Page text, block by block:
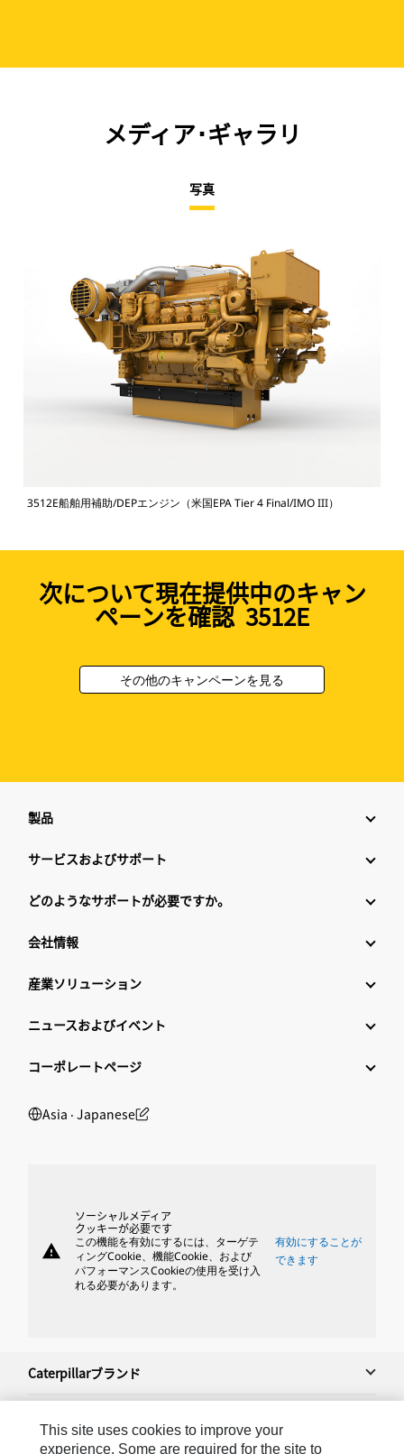
メディア･ギャラリ
写真
3512E船舶用補助/DEPエンジン（米国EPA Tier 4 Final/IMO III）
次について現在提供中のキャン
ペーンを確認 3512E
その他のキャンペーンを見る
製品
サービスおよびサポート
どのようなサポートが必要ですか。
会社情報
産業ソリューション
ニュースおよびイベント
コーポレートページ
Asia ‧ Japanese
warning
ソーシャルメディア
クッキーが必要です
この機能を有効にするには、ターゲテ
ィングCookie、機能Cookie、および
パフォーマンスCookieの使用を受け入
れる必要があります。
有効にすることが
できます
Caterpillarブランド
Caterpillar.com
This site uses cookies to improve your
experience. Some are required for the site to